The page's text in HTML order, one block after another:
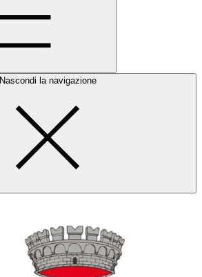
Nascondi la navigazione